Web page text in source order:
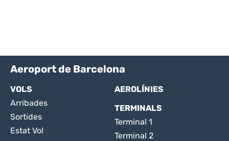
Aeroport de Barcelona
VOLS
Arribades
Sortides
Estat Vol
AEROLÍNIES
TERMINALS
Terminal 1
Terminal 2